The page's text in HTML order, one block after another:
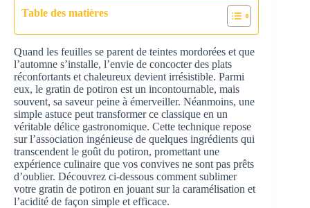
Table des matières
Quand les feuilles se parent de teintes mordorées et que
l’automne s’installe, l’envie de concocter des plats
réconfortants et chaleureux devient irrésistible. Parmi
eux, le gratin de potiron est un incontournable, mais
souvent, sa saveur peine à émerveiller. Néanmoins, une
simple astuce peut transformer ce classique en un
véritable délice gastronomique. Cette technique repose
sur l’association ingénieuse de quelques ingrédients qui
transcendent le goût du potiron, promettant une
expérience culinaire que vos convives ne sont pas prêts
d’oublier. Découvrez ci-dessous comment sublimer
votre gratin de potiron en jouant sur la caramélisation et
l’acidité de façon simple et efficace.